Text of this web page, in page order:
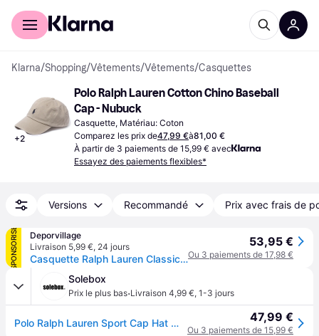
Acheter avec Klarna
Klarna/Shopping/Vêtements/Vêtements/Casquettes
+2
Polo Ralph Lauren Cotton Chino Baseball
Cap - Nubuck
Casquette, Matériau: Coton
Comparez les prix de47,99 €à81,00 €
À partir de 3 paiements de 15,99 € avec
Essayez des paiements flexibles*
Versions Recommandé Prix avec frais de
SPONSORISÉ
Deporvillage
Livraison 5,99 €, 24 jours
Casquette Ralph Lauren Classic Sport Cap beige clair - Brown
53,95 €
Ou 3 paiements de 17,98 €
Solebox
Prix le plus bas·Livraison 4,99 €, 1-3 jours
Polo Ralph Lauren Sport Cap Hat Wear unisex beige Size ONE SIZE 47,99 €
Ou 3 paiements de 15,99 €